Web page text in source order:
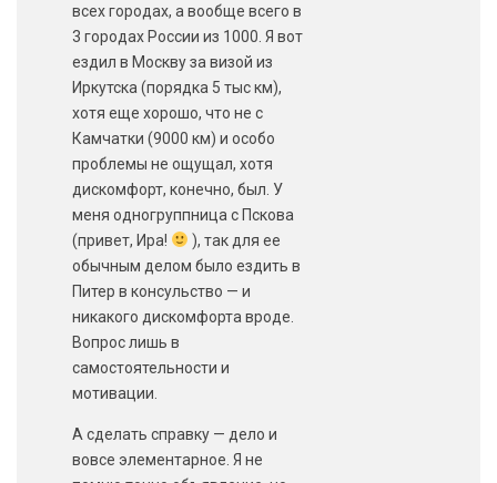
всех городах, а вообще всего в
3 городах России из 1000. Я вот
ездил в Москву за визой из
Иркутска (порядка 5 тыс км),
хотя еще хорошо, что не с
Камчатки (9000 км) и особо
проблемы не ощущал, хотя
дискомфорт, конечно, был. У
меня одногруппница с Пскова
(привет, Ира!
), так для ее
обычным делом было ездить в
Питер в консульство — и
никакого дискомфорта вроде.
Вопрос лишь в
самостоятельности и
мотивации.
А сделать справку — дело и
вовсе элементарное. Я не